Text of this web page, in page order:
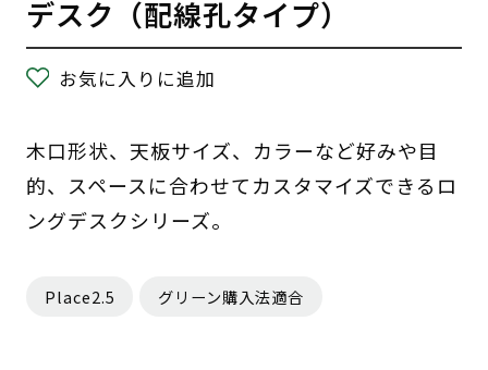
デスク（配線孔タイプ）
お気に入りに追加
木口形状、天板サイズ、カラーなど好みや目
的、スペースに合わせてカスタマイズできるロ
ングデスクシリーズ。
Place2.5 グリーン購入法適合